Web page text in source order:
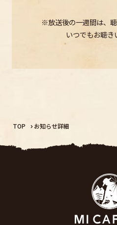
※放送後の一週間は、
いつでもお聴き
TOP お知らせ詳細